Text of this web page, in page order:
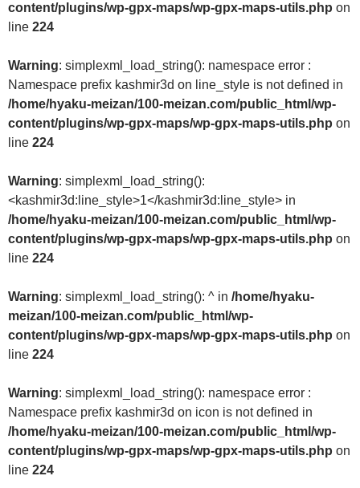
content/plugins/wp-gpx-maps/wp-gpx-maps-utils.php on
line 224
Warning: simplexml_load_string(): namespace error :
Namespace prefix kashmir3d on line_style is not defined in
/home/hyaku-meizan/100-meizan.com/public_html/wp-
content/plugins/wp-gpx-maps/wp-gpx-maps-utils.php on
line 224
Warning: simplexml_load_string():
<kashmir3d:line_style>1</kashmir3d:line_style> in
/home/hyaku-meizan/100-meizan.com/public_html/wp-
content/plugins/wp-gpx-maps/wp-gpx-maps-utils.php on
line 224
Warning: simplexml_load_string(): ^ in /home/hyaku-
meizan/100-meizan.com/public_html/wp-
content/plugins/wp-gpx-maps/wp-gpx-maps-utils.php on
line 224
Warning: simplexml_load_string(): namespace error :
Namespace prefix kashmir3d on icon is not defined in
/home/hyaku-meizan/100-meizan.com/public_html/wp-
content/plugins/wp-gpx-maps/wp-gpx-maps-utils.php on
line 224